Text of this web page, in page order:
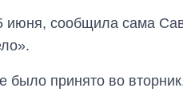
июня, сообщила сама
принято во